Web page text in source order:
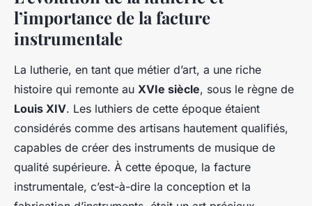
l’importance de la facture
instrumentale
La lutherie, en tant que métier d’art, a une riche
histoire qui remonte au XVIe siècle, sous le règne de
Louis XIV. Les luthiers de cette époque étaient
considérés comme des artisans hautement qualifiés,
capables de créer des instruments de musique de
qualité supérieure. À cette époque, la facture
instrumentale, c’est-à-dire la conception et la